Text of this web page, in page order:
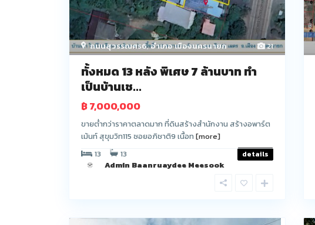
21
ถนนสุวรรณศร6,อำเภอ เมืองนครนายก
ทั้งหมด 13 หลัง พิเศษ 7 ล้านบาท ทำ
เป็นบ้านเช...
฿ 7,000,000
ขายต่ำกว่าราคาตลาดมาก ที่ดินสร้างสำนักงาน สร้างอพาร์ต
เม้นท์ สุขุมวิท115 ซอยอภิชาติ9 เนื้อท [more]
13
13 details
Admin Baanruaydee Meesook